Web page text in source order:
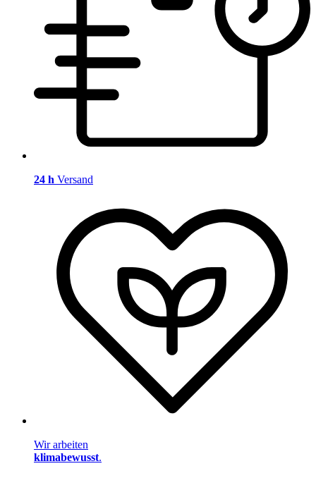
24 h Versand
Wir arbeiten
klimabewusst.